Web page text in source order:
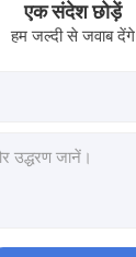
एक संदेश छोड़ें
हम जल्दी से जवाब देंगे